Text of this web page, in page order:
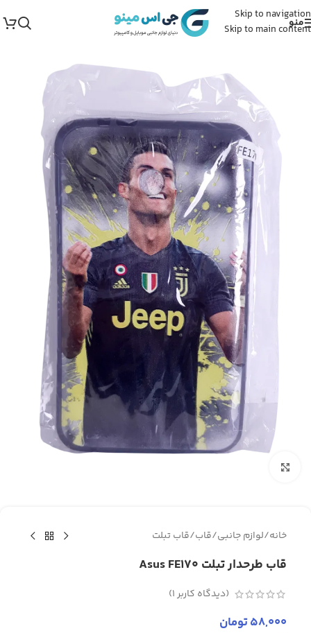
Skip to navigation
Skip to main content
منو
خانه/لوازم جانبی/قاب/قاب تبلت
قاب طرحدار تبلت Asus FE170
(دیدگاه کاربر1
)
58,000تومان